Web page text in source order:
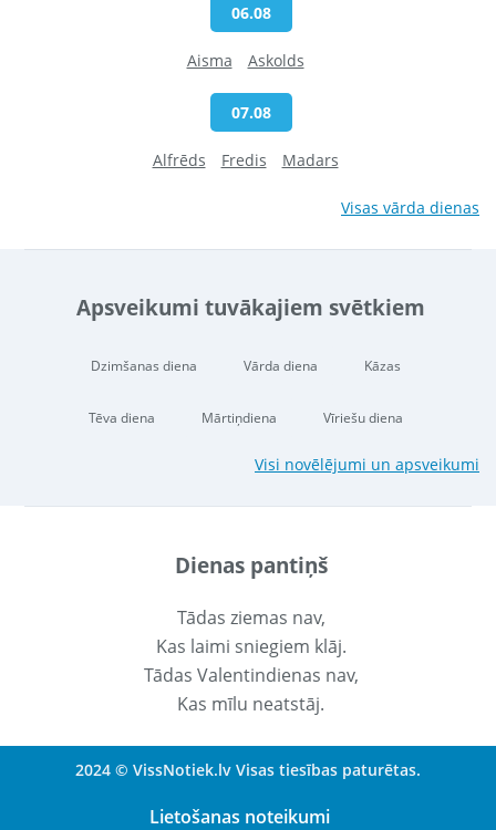
06.08
Aisma Askolds
07.08
Alfrēds Fredis Madars
Visas vārda dienas
Apsveikumi tuvākajiem svētkiem
Dzimšanas diena Vārda diena Kāzas
Tēva diena Mārtiņdiena Vīriešu diena
Visi novēlējumi un apsveikumi
Dienas pantiņš
Tādas ziemas nav,
Kas laimi sniegiem klāj.
Tādas Valentindienas nav,
Kas mīlu neatstāj.
2024 © VissNotiek.lv Visas tiesības paturētas.
Lietošanas noteikumi